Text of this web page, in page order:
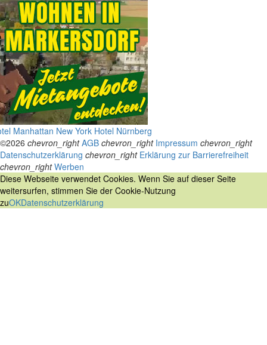
Manhattan New York Hotel Nürnberg
©2026 chevron_right AGB chevron_right Impressum chevron_right
Datenschutzerklärung chevron_right Erklärung zur Barrierefreiheit
chevron_right Werben
Diese Webseite verwendet Cookies. Wenn Sie auf dieser Seite
weitersurfen, stimmen Sie der Cookie-Nutzung
zuOKDatenschutzerklärung